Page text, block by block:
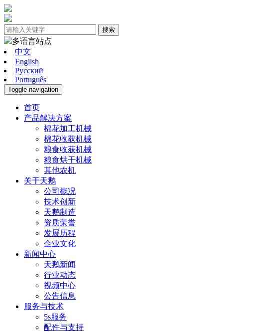
搜索
多语言站点
中文
English
Pусский
Português
Toggle navigation
首页
产品解决方案
棉花加工机械
棉花收获机械
粮食收获机械
粮食烘干机械
其他农机
关于天鹅
公司概况
技术创新
天鹅制造
资质荣誉
发展历程
企业文化
新闻中心
天鹅新闻
行业动态
视频中心
公告信息
服务与技术
5s服务
配件与支持